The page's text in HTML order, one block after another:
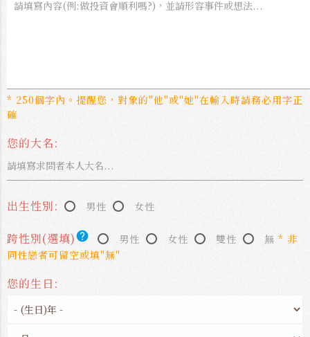
* 250個字內。提醒您，對象的"他"或"她"在輸入時請務必用字正
確
您的大名:
出生性別: 男性 女性
跨性別(選填)help 男性 女性 雙性 無 * 非
同性戀者可留空或填"無"
您的生日: